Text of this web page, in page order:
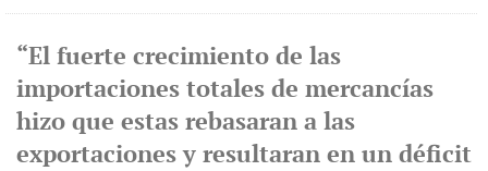
“El fuerte crecimiento de las
importaciones totales de mercancías
hizo que estas rebasaran a las
exportaciones y resultaran en un déficit